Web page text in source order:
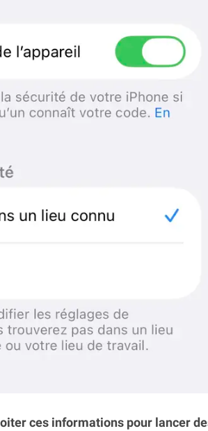
ces informations pour lancer